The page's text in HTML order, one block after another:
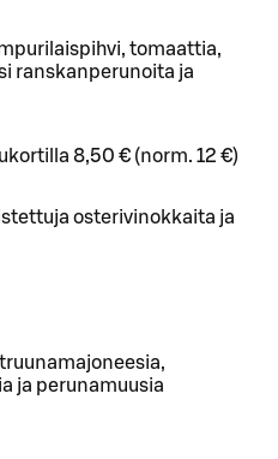
tomaattia,
ranskanperunoita ja
8,50 € (norm. 12 €)
osterivinokkaita ja
ja perunamuusia